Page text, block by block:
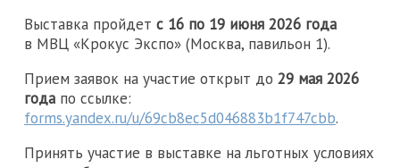
Выставка пройдет с 16 по 19 июня 2026 года
в МВЦ «Крокус Экспо» (Москва, павильон 1).
Прием заявок на участие открыт до 29 мая 2026
года по ссылке:
forms.yandex.ru/u/69cb8ec5d046883b1f747cbb.
Принять участие в выставке на льготных условиях